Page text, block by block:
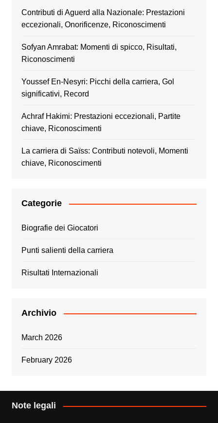
Contributi di Aguerd alla Nazionale: Prestazioni
eccezionali, Onorificenze, Riconoscimenti
Sofyan Amrabat: Momenti di spicco, Risultati,
Riconoscimenti
Youssef En-Nesyri: Picchi della carriera, Gol
significativi, Record
Achraf Hakimi: Prestazioni eccezionali, Partite
chiave, Riconoscimenti
La carriera di Saïss: Contributi notevoli, Momenti
chiave, Riconoscimenti
Categorie
Biografie dei Giocatori
Punti salienti della carriera
Risultati Internazionali
Archivio
March 2026
February 2026
Note legali